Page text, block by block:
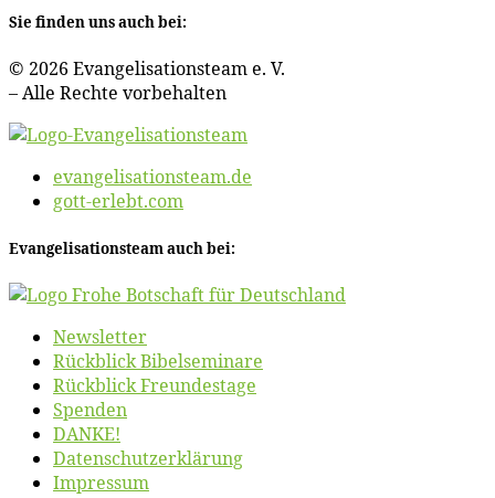
Sie fin­den uns auch bei:
© 2026 Evan­ge­li­sa­ti­ons­team e. V.
– Al­le Rech­te vorbehalten
evangelisationsteam.de
gott-erlebt.com
Evan­ge­li­sa­ti­ons­team auch bei:
News­let­ter
Rück­blick Bibelseminare
Rück­blick Freundestage
Spen­den
DANKE!
Daten­schutz­er­klä­rung
Im­pres­sum